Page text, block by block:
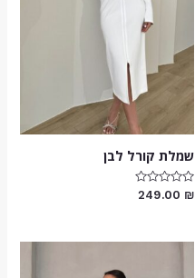
שמלת קורל לבן
דורג249.00 ₪